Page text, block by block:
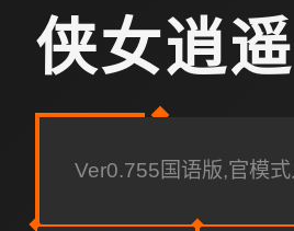
侠女逍
Ver0.755国语版,官模式